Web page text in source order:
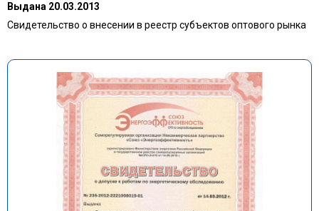
Выдана 20.03.2013
Свидетельство о внесении в реестр субъектов оптового рынка